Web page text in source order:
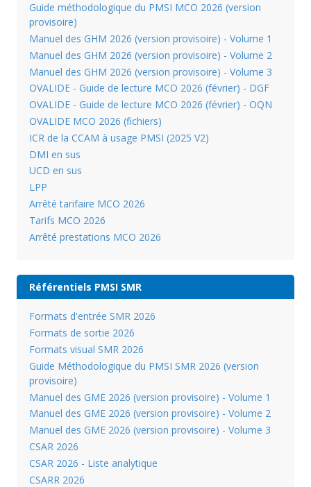
Guide méthodologique du PMSI MCO 2026 (version
provisoire)
Manuel des GHM 2026 (version provisoire) - Volume 1
Manuel des GHM 2026 (version provisoire) - Volume 2
Manuel des GHM 2026 (version provisoire) - Volume 3
OVALIDE - Guide de lecture MCO 2026 (février) - DGF
OVALIDE - Guide de lecture MCO 2026 (février) - OQN
OVALIDE MCO 2026 (fichiers)
ICR de la CCAM à usage PMSI (2025 V2)
DMI en sus
UCD en sus
LPP
Arrêté tarifaire MCO 2026
Tarifs MCO 2026
Arrêté prestations MCO 2026
Référentiels PMSI SMR
Formats d'entrée SMR 2026
Formats de sortie 2026
Formats visual SMR 2026
Guide Méthodologique du PMSI SMR 2026 (version
provisoire)
Manuel des GME 2026 (version provisoire) - Volume 1
Manuel des GME 2026 (version provisoire) - Volume 2
Manuel des GME 2026 (version provisoire) - Volume 3
CSAR 2026
CSAR 2026 - Liste analytique
CSARR 2026